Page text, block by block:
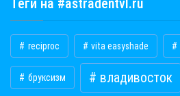
reciproc vita easyshade
бруксизм владивосток